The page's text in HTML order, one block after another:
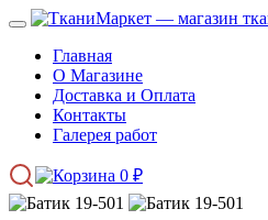
Главная
О Магазине
Доставка и Оплата
Контакты
Галерея работ
0 ₽